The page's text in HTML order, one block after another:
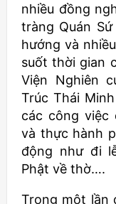
nhiều đồng
tràng Quán
hướng và
suốt thời gian
Viện Nghiên
Trúc Thái
các công việc
và thực hành
động như đi
Phật về thờ….
Trong một lần